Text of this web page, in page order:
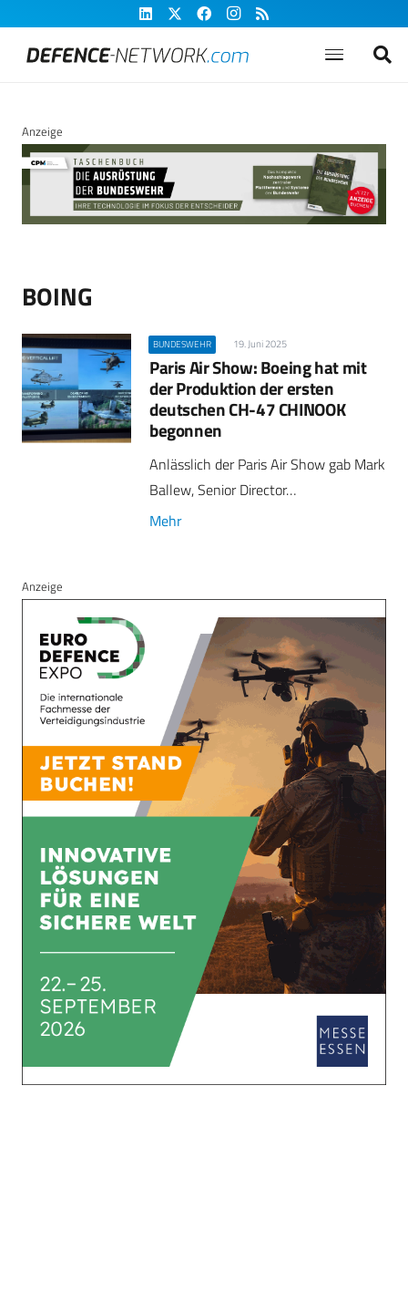
Anzeige
BOING
BUNDESWEHR 19. Juni 2025
Paris Air Show: Boeing hat mit
der Produktion der ersten
deutschen CH-47 CHINOOK
begonnen
Anlässlich der Paris Air Show gab Mark
Ballew, Senior Director…
Mehr
Anzeige